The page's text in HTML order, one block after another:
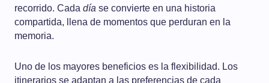
recorrido. Cada día se convierte en una historia
compartida, llena de momentos que perduran en la
memoria.
Uno de los mayores beneficios es la flexibilidad. Los
itinerarios se adaptan a las preferencias de cada